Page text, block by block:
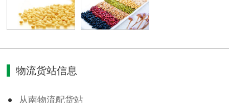
物流货站信息
从南物流配货站